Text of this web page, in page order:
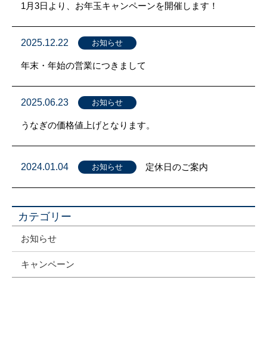
1月3日より、お年玉キャンペーンを開催します！
2025.12.22 お知らせ
年末・年始の営業につきまして
2025.06.23 お知らせ
うなぎの価格値上げとなります。
2024.01.04 お知らせ 定休日のご案内
カテゴリー
お知らせ
キャンペーン